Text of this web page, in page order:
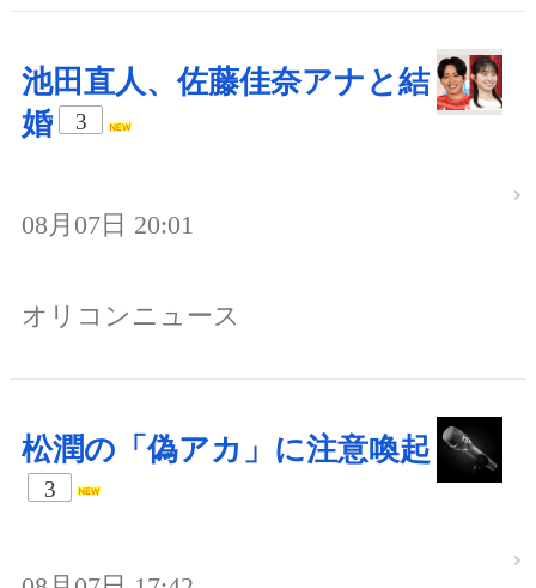
池田直人、佐藤佳奈アナと結
婚
3
08月07日 20:01
オリコンニュース
松潤の「偽アカ」に注意喚起
3